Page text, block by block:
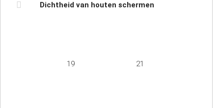
Dichtheid van houten schermen
19 21